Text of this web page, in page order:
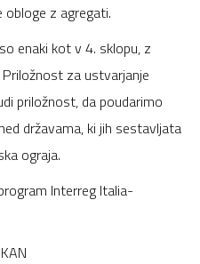
obloge z agregati.
enaki kot v 4. sklopu, z
za ustvarjanje
priložnost, da poudarimo
državama, ki jih sestavljata
ograja.
Interreg Italia-